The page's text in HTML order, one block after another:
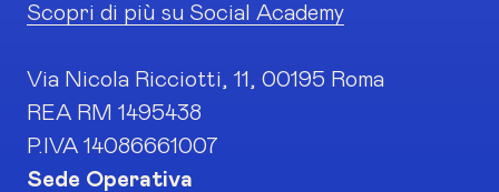
Scopri di più su Social Academy
Via Nicola Ricciotti, 11, 00195 Roma
REA RM 1495438
P.IVA 14086661007
Sede Operativa